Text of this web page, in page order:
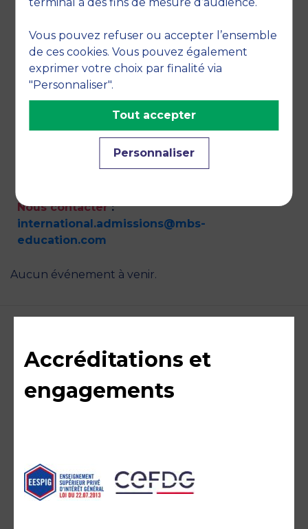
vous conseillons de cocher cette case. Vous
recevrez ainsi des informations par exemple
sur les dates de concours, journées portes
ouvertes et salons.
Nous contacter:
international.admissions@mbs-
education.com
Aucun événement à venir.
Accréditations et
engagements
Vous pouvez refuser ou accepter l’ensemble
de ces cookies. Vous pouvez également
exprimer votre choix par finalité via
"Personnaliser".
Personnaliser
Tout accepter